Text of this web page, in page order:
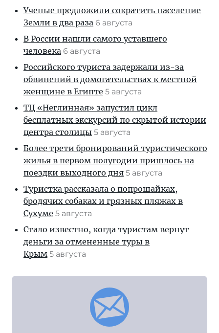
Ученые предложили сократить население
Земли в два раза 6 августа
В России нашли самого уставшего
человека 6 августа
Российского туриста задержали из-за
обвинений в домогательствах к местной
женщине в Египте 5 августа
ТЦ «Неглинная» запустил цикл
бесплатных экскурсий по скрытой истории
центра столицы 5 августа
Более трети бронирований туристического
жилья в первом полугодии пришлось на
поездки выходного дня 5 августа
Туристка рассказала о попрошайках,
бродячих собаках и грязных пляжах в
Сухуме 5 августа
Стало известно, когда туристам вернут
деньги за отмененные туры в
Крым 5 августа